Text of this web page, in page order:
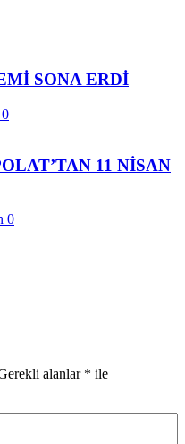
SONA ERDİ
0
11 NİSAN
0
alanlar * ile